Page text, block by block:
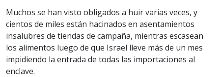
Muchos se han visto obligados a huir varias veces, y
cientos de miles están hacinados en asentamientos
insalubres de tiendas de campaña, mientras escasean
los alimentos luego de que Israel lleve más de un mes
impidiendo la entrada de todas las importaciones al
enclave.